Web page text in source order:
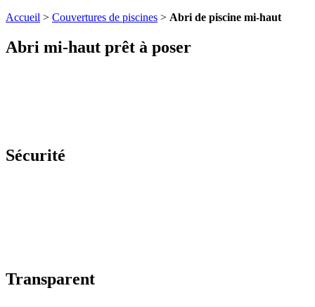
Accueil > Couvertures de piscines > Abri de piscine mi-haut
Abri mi-haut prêt à poser
Sécurité
Transparent